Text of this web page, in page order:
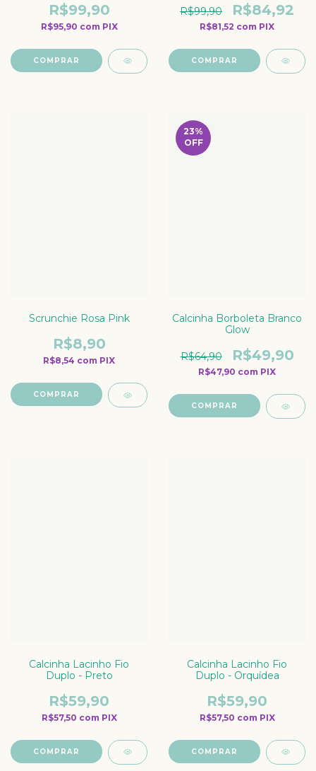
R$99,90
R$95,90 com PIX
COMPRAR
R$99,90
R$84,92
R$81,52 com PIX
COMPRAR
Scrunchie Rosa Pink
R$8,90
R$8,54 com PIX
23%
OFF
Calcinha Borboleta Branco
Glow
R$64,90 R$49,90
R$47,90 com PIX
COMPRAR
Calcinha Lacinho Fio
Duplo - Preto
R$59,90
R$57,50 com PIX
COMPRAR
Calcinha Lacinho Fio
Duplo - Orquídea
R$59,90
R$57,50 com PIX
COMPRAR